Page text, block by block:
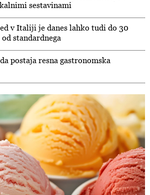
sestavinami
v Italiji je danes lahko tudi do 30
standardnega
postaja resna gastronomska